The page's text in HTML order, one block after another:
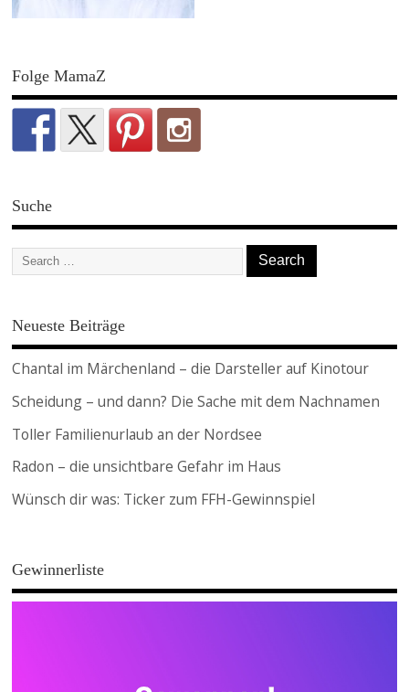
Folge MamaZ
Suche
Neueste Beiträge
Chantal im Märchenland – die Darsteller auf Kinotour
Scheidung – und dann? Die Sache mit dem Nachnamen
Toller Familienurlaub an der Nordsee
Radon – die unsichtbare Gefahr im Haus
Wünsch dir was: Ticker zum FFH-Gewinnspiel
Gewinnerliste